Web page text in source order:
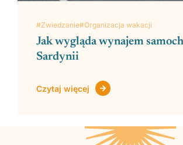
#Zwiedzanie#Organizacja wakacji
Jak wygląda wynajem
Sardynii
Czytaj więcej